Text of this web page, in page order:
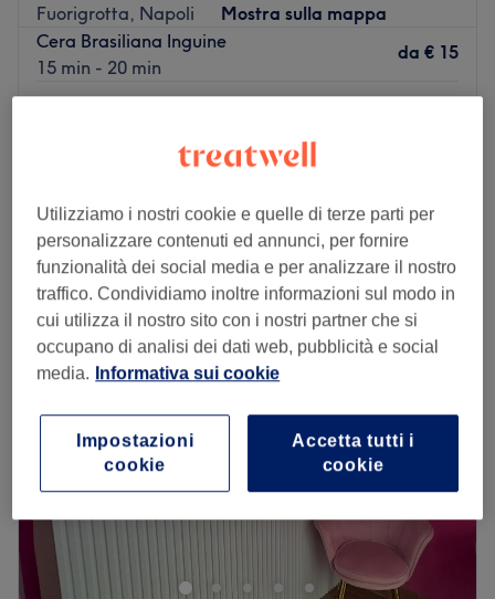
Fuorigrotta, Napoli
Mostra sulla mappa
Cera Brasiliana Inguine
15 min - 20 min
da € 15
Epilazione a Cera Brasiliana Inguine Parziale
Visualizzazione rapida dei dettagli del salone
Lunedì
Chiuso
Martedì
09:00–19:00
Mercoledì
09:00 –19:00
Giovedì
Sabato
09:00–19:00
Domenica
Chiuso
nel cuore di Napoli, in zona Fuorigrotta. Qui potrai
trovare servizi specializzati e tutto ciò di cui hai bisogno
per il trattamento ideale per te.
Utilizziamo i nostri cookie e quelle di terze parti per
personalizzare contenuti ed annunci, per fornire
funzionalità dei social media e per analizzare il nostro
traffico. Condividiamo inoltre informazioni sul modo in
cui utilizza il nostro sito con i nostri partner che si
occupano di analisi dei dati web, pubblicità e social
media.
Informativa sui cookie
Accetta tutti i
cookie
Impostazioni
cookie